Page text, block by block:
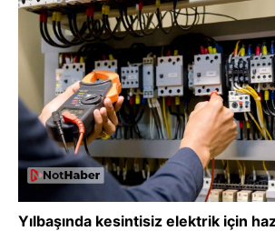
Yılbaşında kesintisiz elektrik için